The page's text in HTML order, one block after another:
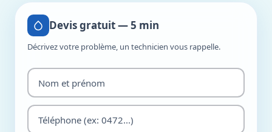
Devis gratuit — 5 min
Décrivez votre problème, un technicien vous rappelle.